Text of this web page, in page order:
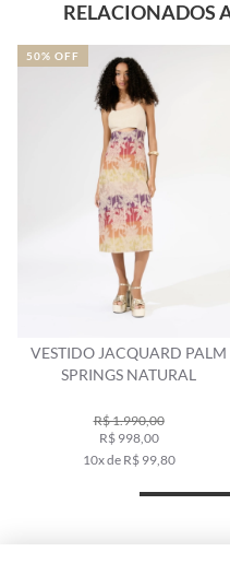
RELACIONADOS
VESTIDO JACQUARD PALM
SPRINGS NATURAL
R$ 1.990,00
R$ 998,00
10x de R$ 99,80
50% OFF